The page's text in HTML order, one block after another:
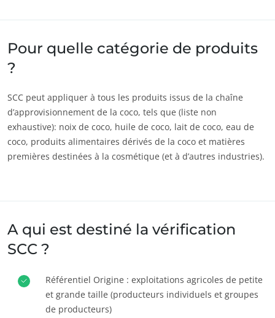
Textile
Bois et forêt
Pour quelle catégorie de produits
?
SCC peut appliquer à tous les produits issus de la chaîne
d’approvisionnement de la coco, tels que (liste non
exhaustive): noix de coco, huile de coco, lait de coco, eau de
coco, produits alimentaires dérivés de la coco et matières
premières destinées à la cosmétique (et à d’autres industries).
A qui est destiné la vérification
SCC ?
Référentiel Origine : exploitations agricoles de petite
et grande taille (producteurs individuels et groupes
de producteurs)